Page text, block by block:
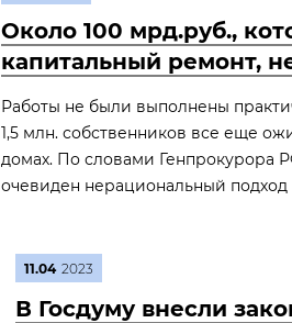
Около 100 мрд.руб.,
капитальный ремонт,
Работы не были выполнены
1,5 млн. собственников все еще
домах. По словами Генпрокурора
очевиден нерациональный
11.04 2023
В Госдуму внесли